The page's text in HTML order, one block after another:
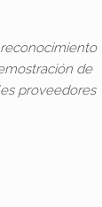
de
proveedores